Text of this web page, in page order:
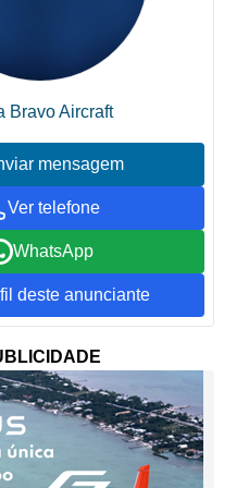
Bravo Aircraft
mensagem
Ver telefone
WhatsApp
deste anunciante